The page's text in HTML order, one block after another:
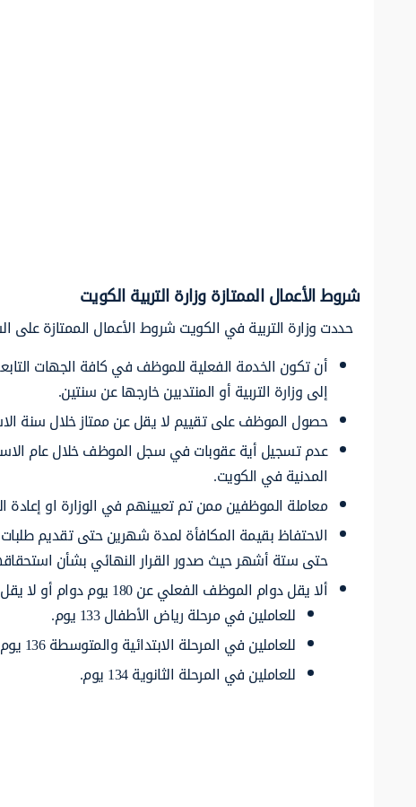
شروط الأعمال الممتازة وزارة التربية الكويت
حددت وزارة التربية في الكويت شروط الأعمال الممتازة على
أن تكون الخدمة الفعلية للموظف في كافة الجهات
إلى وزارة التربية أو المنتدبين خارجها عن سنتين.
حصول الموظف على تقييم لا يقل عن ممتاز خلال سنة
عدم تسجيل أية عقوبات في سجل الموظف خلال عام
المدنية في الكويت.
معاملة الموظفين ممن تم تعيينهم في الوزارة او
الاحتفاظ بقيمة المكافأة لمدة شهرين حتى تقديم
حتى ستة أشهر حيث صدور القرار النهائي بشأن
ألا يقل دوام الموظف الفعلي عن 180 يوم دوام أو لا يقل عن 70% من عدد أيام الدوام الإجمالي على النحو الآتي:
للعاملين في مرحلة رياض الأطفال 133 يوم.
للعاملين في المرحلة الابتدائية والمتوسطة 136 يوم.
للعاملين في المرحلة الثانوية 134 يوم.